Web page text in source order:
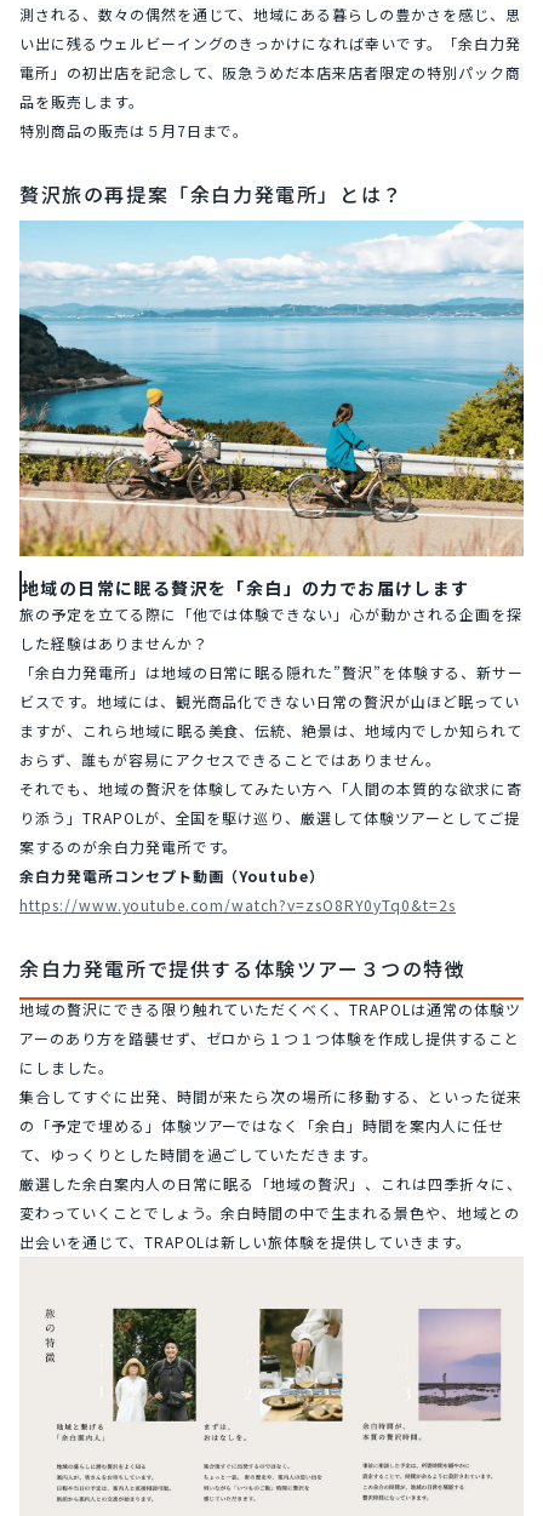
測される、数々の偶然を通じて、地域にある暮らしの豊かさを感じ、思
い出に残るウェルビーイングのきっかけになれば幸いです。「余白力発
電所」の初出店を記念して、阪急うめだ本店来店者限定の特別パック商
品を販売します。
特別商品の販売は５月7日まで。
贅沢旅の再提案「余白力発電所」とは？
地域の日常に眠る贅沢を「余白」の力でお届けします
旅の予定を立てる際に「他では体験できない」心が動かされる企画を探
した経験はありませんか？
「余白力発電所」は地域の日常に眠る隠れた”贅沢”を体験する、新サー
ビスです。地域には、観光商品化できない日常の贅沢が山ほど眠ってい
ますが、これら地域に眠る美食、伝統、絶景は、地域内でしか知られて
おらず、誰もが容易にアクセスできることではありません。
それでも、地域の贅沢を体験してみたい方へ「人間の本質的な欲求に寄
り添う」TRAPOLが、全国を駆け巡り、厳選して体験ツアーとしてご提
案するのが余白力発電所です。
余白力発電所コンセプト動画（Youtube）
https://www.youtube.com/watch?v=zsO8RY0yTq0&t=2s
余白力発電所で提供する体験ツアー３つの特徴
地域の贅沢にできる限り触れていただくべく、TRAPOLは通常の体験ツ
アーのあり方を踏襲せず、ゼロから１つ１つ体験を作成し提供すること
にしました。
集合してすぐに出発、時間が来たら次の場所に移動する、といった従来
の「予定で埋める」体験ツアーではなく「余白」時間を案内人に任せ
て、ゆっくりとした時間を過ごしていただきます。
厳選した余白案内人の日常に眠る「地域の贅沢」、これは四季折々に、
変わっていくことでしょう。余白時間の中で生まれる景色や、地域との
出会いを通じて、TRAPOLは新しい旅体験を提供していきます。